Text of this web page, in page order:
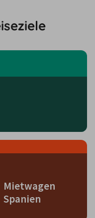
Mietwagen
Spanien